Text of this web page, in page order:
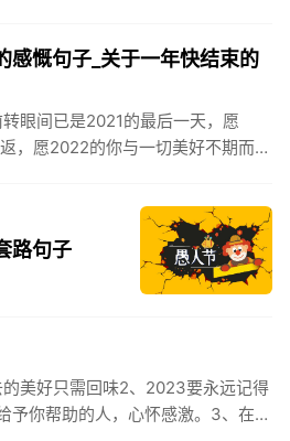
感慨句子_关于一年快结束的
眼间已是2021的最后一天，愿
，愿2022的你与一切美好不期而
路句子
美好只需回味2、2023要永远记得
予你帮助的人，心怀感激。3、在苦